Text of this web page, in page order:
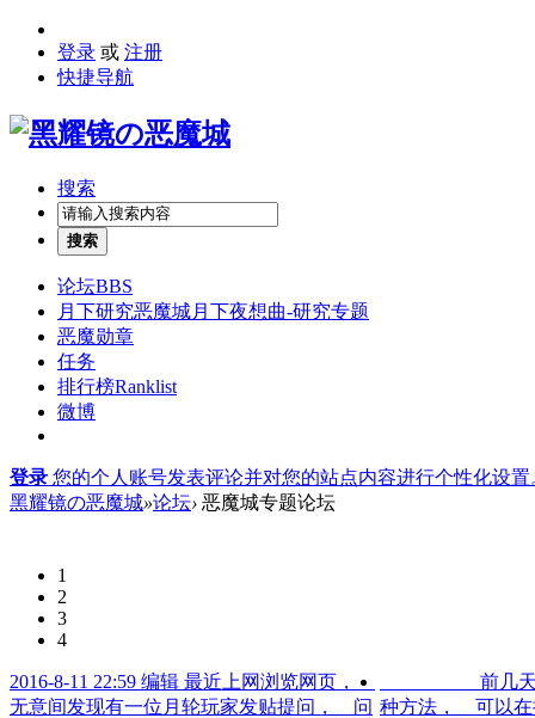
登录 或 注册
快捷导航
搜索
搜索
论坛BBS
月下研究恶魔城月下夜想曲-研究专题
恶魔勋章
任务
排行榜Ranklist
微博
登录 您的个人账号发表评论并对您的站点内容进行个性化设置
黑耀镜の恶魔城»论坛› 恶魔城专题论坛
1
2
3
4
2016-8-11 22:59 编辑 最近上网浏览网页，
无意间发现有一位月轮玩家发贴提问， 问
前几天偶发
种方法， 可以